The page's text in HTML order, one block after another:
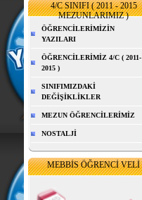
4/C SINIFI ( 2011 - 2015
MEZUNLARIMIZ )
ÖĞRENCİLERİMİZİN
YAZILARI
ÖĞRENCİLERİMİZ 4/C ( 2011-
2015 )
SINIFIMIZDAKİ
DEĞİŞİKLİKLER
MEZUN ÖĞRENCİLERİMİZ
NOSTALJİ
MEBBİS ÖĞRENCİ VELİ